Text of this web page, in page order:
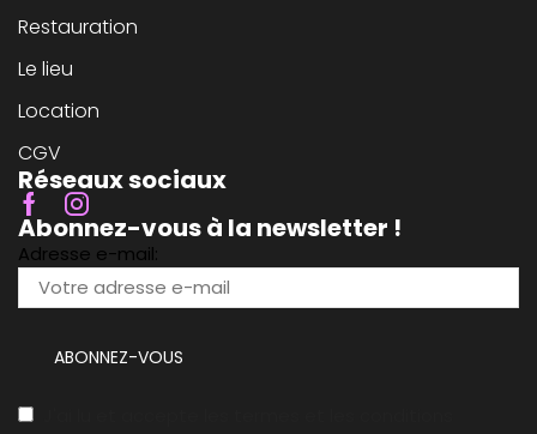
Restauration
Le lieu
Location
CGV
Réseaux sociaux
Abonnez-vous à la newsletter !
Adresse e-mail: